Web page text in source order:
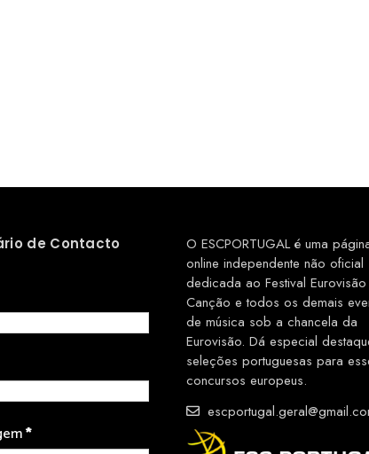
de Contacto
*
O ESCPORTUGAL é uma
online independente não oficial
dedicada ao Festival
Canção e todos os demais
de música sob a chancela da
Eurovisão. Dá especial
seleções portuguesas para
concursos europeus.